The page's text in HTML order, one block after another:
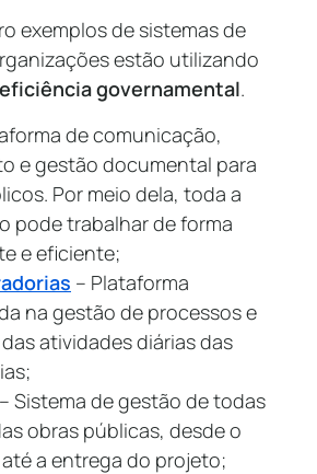
exemplos de sistemas de
estão utilizando
eficiência governamental.
de comunicação,
e gestão documental para
Por meio dela, toda a
pode trabalhar de forma
e eficiente;
– Plataforma
na gestão de processos e
atividades diárias das
– Sistema de gestão de todas
obras públicas, desde o
a entrega do projeto;